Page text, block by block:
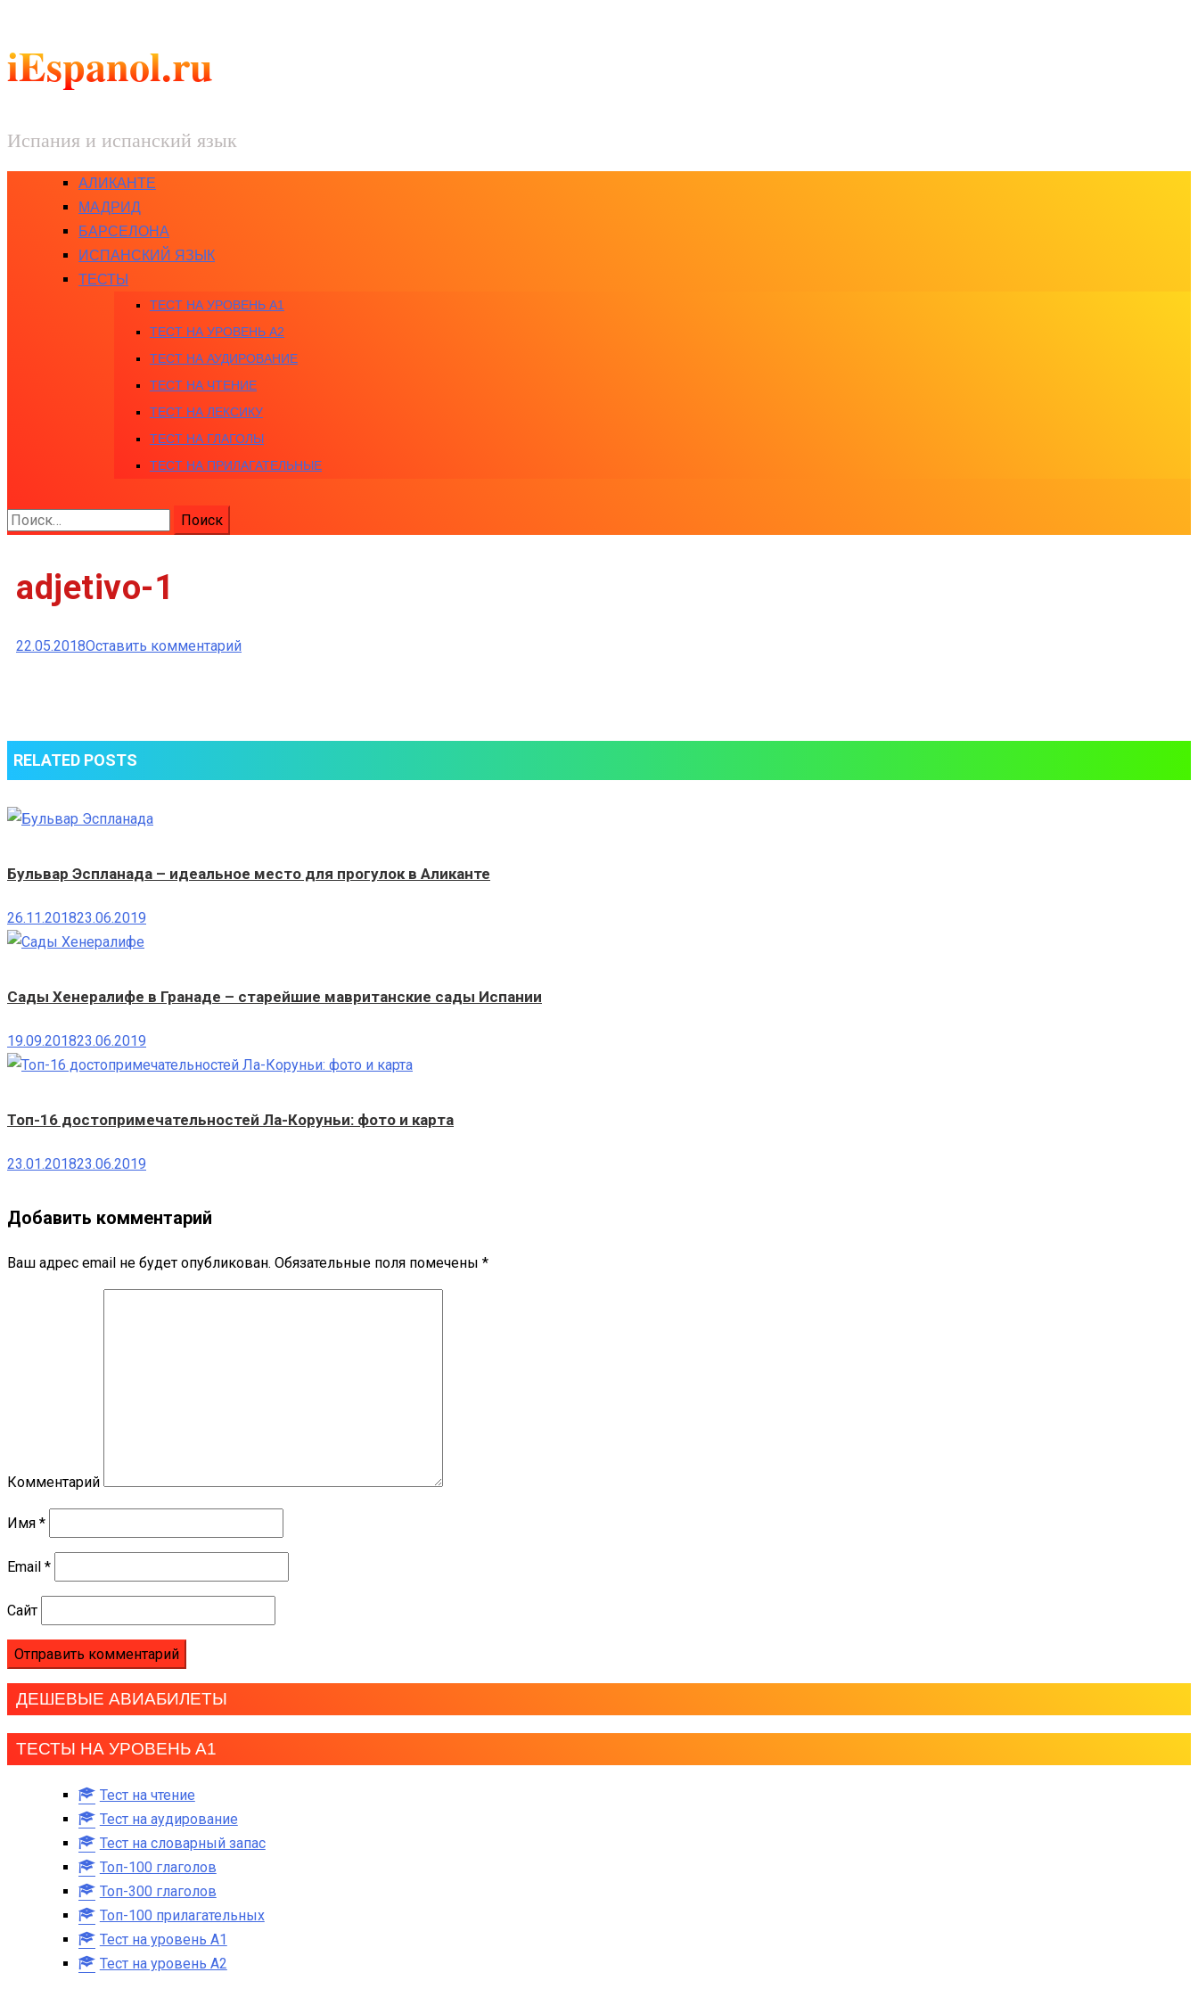
iEspanol.ru
Испания и испанский язык
АЛИКАНТЕ
МАДРИД
БАРСЕЛОНА
ИСПАНСКИЙ ЯЗЫК
ТЕСТЫ
ТЕСТ НА УРОВЕНЬ A1
ТЕСТ НА УРОВЕНЬ A2
ТЕСТ НА АУДИРОВАНИЕ
ТЕСТ НА ЧТЕНИЕ
ТЕСТ НА ЛЕКСИКУ
ТЕСТ НА ГЛАГОЛЫ
ТЕСТ НА ПРИЛАГАТЕЛЬНЫЕ
Найти:
adjetivo-1
22.05.2018Оставить комментарийк
RELATED POSTS
Бульвар Эспланада – идеальное место для прогулок в Аликанте
26.11.201823.06.2019
Сады Хенералифе в Гранаде – старейшие мавританские сады Испании
19.09.201823.06.2019
Топ-16 достопримечательностей Ла-Коруньи: фото и карта
23.01.201823.06.2019
Добавить комментарий
Ваш адрес email не будет опубликован. Обязательные поля помечены *
Комментарий
Имя *
Email *
Сайт
ДЕШЕВЫЕ АВИАБИЛЕТЫ
ТЕСТЫ НА УРОВЕНЬ А1
Тест на чтение
Тест на аудирование
Тест на словарный запас
Топ-100 глаголов
Топ-300 глаголов
Топ-100 прилагательных
Тест на уровень A1
Тест на уровень A2